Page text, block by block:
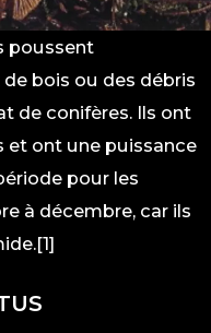
poussent
bois ou des débris
de conifères. Ils ont
et ont une puissance
pour les
à décembre, car ils